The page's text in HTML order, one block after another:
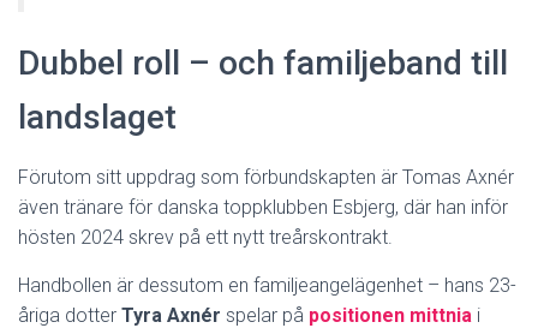
Dubbel roll – och familjeband till
landslaget
Förutom sitt uppdrag som förbundskapten är Tomas Axnér
även tränare för danska toppklubben Esbjerg, där han inför
hösten 2024 skrev på ett nytt treårskontrakt.
Handbollen är dessutom en familjeangelägenhet – hans 23-
åriga dotter Tyra Axnér spelar på positionen mittnia i